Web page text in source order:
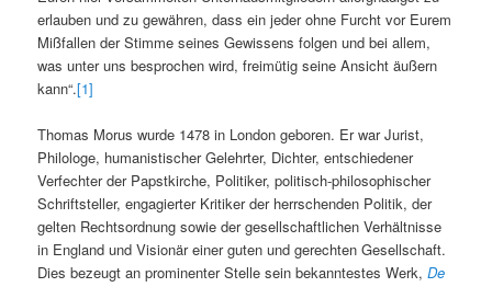
erlauben und zu gewähren, dass ein jeder ohne Furcht vor Eurem
Mißfallen der Stimme seines Gewissens folgen und bei allem,
was unter uns besprochen wird, freimütig seine Ansicht äußern
kann“.[1]
Thomas Morus wurde 1478 in London geboren. Er war Jurist,
Philologe, humanistischer Gelehrter, Dichter, entschiedener
Verfechter der Papstkirche, Politiker, politisch-philosophischer
Schriftsteller, engagierter Kritiker der herrschenden Politik, der
gelten Rechtsordnung sowie der gesellschaftlichen Verhältnisse
in England und Visionär einer guten und gerechten Gesellschaft.
Dies bezeugt an prominenter Stelle sein bekanntestes Werk,De